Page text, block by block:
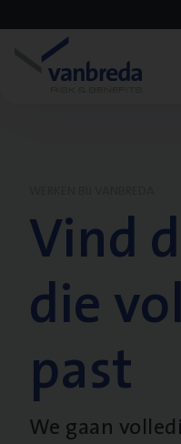
Vind
die
past
We gaan